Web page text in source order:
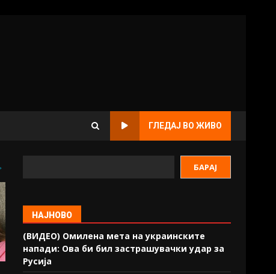
ГЛЕДАЈ ВО ЖИВО
БАРАЈ
НАЈНОВО
(ВИДЕО) Омилена мета на украинските
напади: Ова би бил застрашувачки удар за
Русија